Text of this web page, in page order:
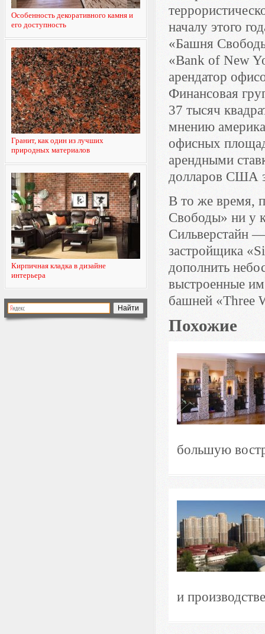
Особенность декоративного камня и
его доступность
Гранит, как один из лучших
природных материалов
Кирпичная кладка в дизайне
интерьера
началу этого
«Башня
«Bank of New
арендатор
Финансовая
37 тысяч
мнению
офисных
арендными
долларов США
В то же время,
Свободы» ни у
Сильверстайн
застройщика
дополнить
выстроенные
башней «Three
Похожие
большую
и